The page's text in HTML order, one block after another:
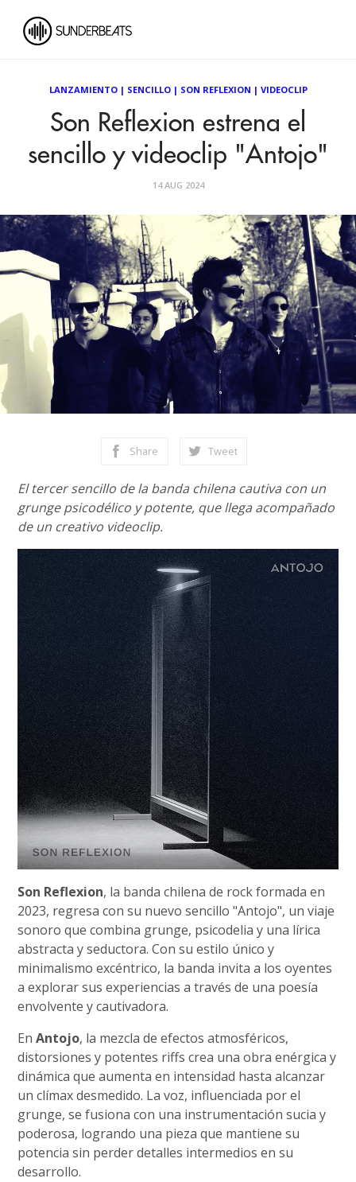
LANZAMIENTO| SENCILLO| SON REFLEXION | VIDEOCLIP
Son Reflexion estrena el
sencillo y videoclip "Antojo"
14 AUG 2024
Share Tweet
El tercer sencillo de la banda chilena cautiva con un
grunge psicodélico y potente, que llega acompañado
de un creativo videoclip.
Son Reflexion, la banda chilena de rock formada en
2023, regresa con su nuevo sencillo "Antojo", un viaje
sonoro que combina grunge, psicodelia y una lírica
abstracta y seductora. Con su estilo único y
minimalismo excéntrico, la banda invita a los oyentes
a explorar sus experiencias a través de una poesía
envolvente y cautivadora.
EnAntojo, la mezcla de efectos atmosféricos,
distorsiones y potentes riffs crea una obra enérgica y
dinámica que aumenta en intensidad hasta alcanzar
un clímax desmedido. La voz, influenciada por el
grunge, se fusiona con una instrumentación sucia y
poderosa, logrando una pieza que mantiene su
potencia sin perder detalles intermedios en su
desarrollo.